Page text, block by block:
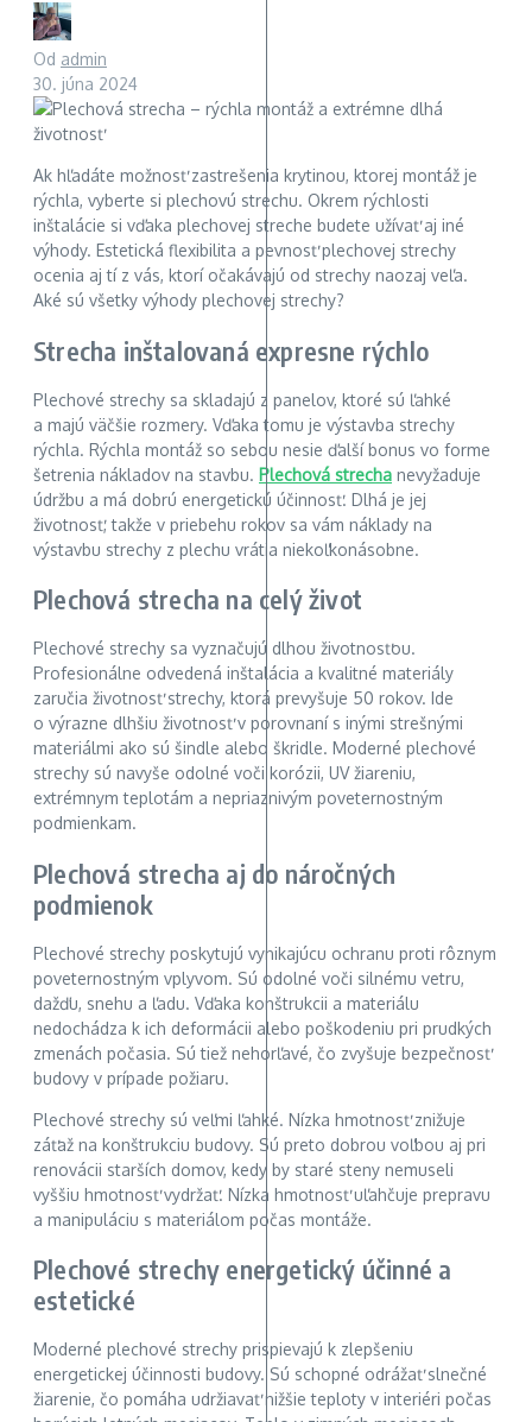
Od admin
30. júna 2024
Ak hľadáte možnosť zastrešenia krytinou, ktorej montáž je
rýchla, vyberte si plechovú strechu. Okrem rýchlosti
inštalácie si vďaka plechovej streche budete užívať aj iné
výhody. Estetická flexibilita a pevnosť plechovej strechy
ocenia aj tí z vás, ktorí očakávajú od strechy naozaj veľa.
Aké sú všetky výhody plechovej strechy?
Strecha inštalovaná expresne rýchlo
Plechové strechy sa skladajú z panelov, ktoré sú ľahké
a majú väčšie rozmery. Vďaka tomu je výstavba strechy
rýchla. Rýchla montáž so sebou nesie ďalší bonus vo forme
šetrenia nákladov na stavbu. Plechová strecha nevyžaduje
údržbu a má dobrú energetickú účinnosť. Dlhá je jej
životnosť, takže v priebehu rokov sa vám náklady na
výstavbu strechy z plechu vrátia niekoľkonásobne.
Plechová strecha na celý život
Plechové strechy sa vyznačujú dlhou životnosťou.
Profesionálne odvedená inštalácia a kvalitné materiály
zaručia životnosť strechy, ktorá prevyšuje 50 rokov. Ide
o výrazne dlhšiu životnosť v porovnaní s inými strešnými
materiálmi ako sú šindle alebo škridle. Moderné plechové
strechy sú navyše odolné voči korózii, UV žiareniu,
extrémnym teplotám a nepriaznivým poveternostným
podmienkam.
Plechová strecha aj do náročných
podmienok
Plechové strechy poskytujú vynikajúcu ochranu proti rôznym
poveternostným vplyvom. Sú odolné voči silnému vetru,
dažďu, snehu a ľadu. Vďaka konštrukcii a materiálu
nedochádza k ich deformácii alebo poškodeniu pri prudkých
zmenách počasia. Sú tiež nehorľavé, čo zvyšuje bezpečnosť
budovy v prípade požiaru.
Plechové strechy sú veľmi ľahké. Nízka hmotnosť znižuje
záťaž na konštrukciu budovy. Sú preto dobrou voľbou aj pri
renovácii starších domov, kedy by staré steny nemuseli
vyššiu hmotnosť vydržať. Nízka hmotnosť uľahčuje prepravu
a manipuláciu s materiálom počas montáže.
Plechové strechy energetický účinné a
estetické
Moderné plechové strechy prispievajú k zlepšeniu
energetickej účinnosti budovy. Sú schopné odrážať slnečné
žiarenie, čo pomáha udržiavať nižšie teploty v interiéri počas